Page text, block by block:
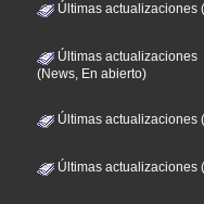
Últimas actualizaciones
Últimas actualizaciones
(News, En abierto)
Últimas actualizaciones
Últimas actualizaciones